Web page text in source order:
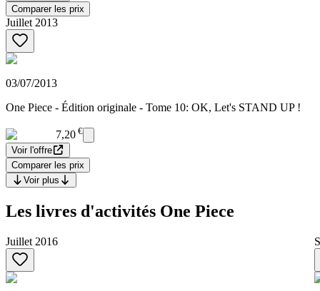
Comparer les prix
Juillet 2013
03/07/2013
One Piece - Édition originale - Tome 10: OK, Let's STAND UP !
7,20 €
Voir l'offre
Comparer les prix
Voir plus
Les livres d'activités One Piece
Juillet 2016